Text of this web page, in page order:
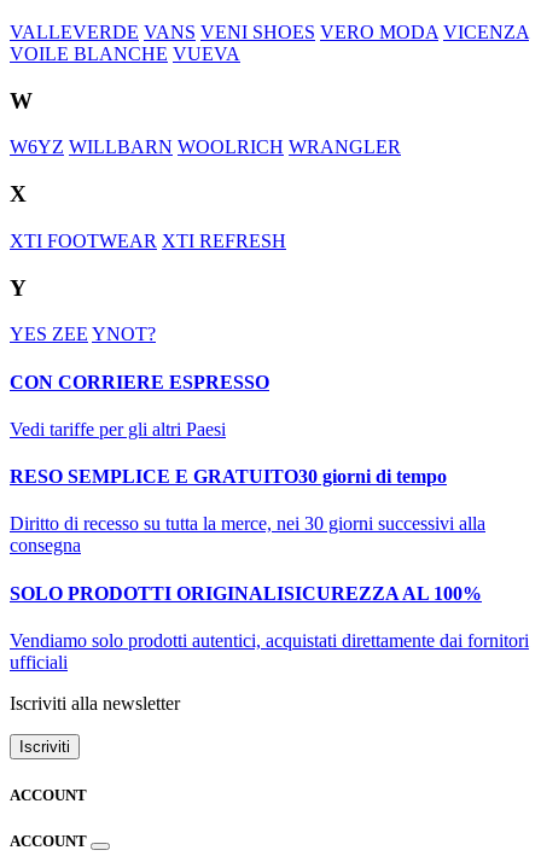
VALLEVERDE VANS VENI SHOES VERO MODA VICENZA
VOILE BLANCHE VUEVA
W
W6YZ WILLBARN WOOLRICH WRANGLER
X
XTI FOOTWEAR XTI REFRESH
Y
YES ZEE YNOT?
CON CORRIERE ESPRESSO
Vedi tariffe per gli altri Paesi
RESO SEMPLICE E GRATUITO30 giorni di tempo
Diritto di recesso su tutta la merce, nei 30 giorni successivi alla
consegna
SOLO PRODOTTI ORIGINALISICUREZZA AL 100%
Vendiamo solo prodotti autentici, acquistati direttamente dai fornitori
ufficiali
Iscriviti alla newsletter
Iscriviti
ACCOUNT
ACCOUNT